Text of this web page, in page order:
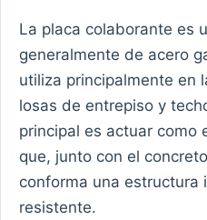
La placa colaborante es
generalmente de acero
utiliza principalmente en
losas de entrepiso y
principal es actuar como
que, junto con el
conforma una estructura
resistente.